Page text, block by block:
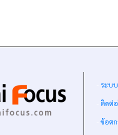
ระบ
ติดต่
ข้อตก